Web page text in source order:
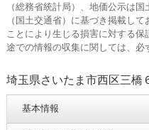
（総務省統計局）、地価公示は
（国土交通省）に基づき掲載し
ことにより生じる損害に対する
途での情報の収集に関しては、必
埼玉県さいたま市西区三橋
基本情報